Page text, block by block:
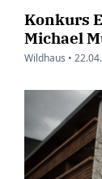
Konkurs
Michael
Wildhaus •